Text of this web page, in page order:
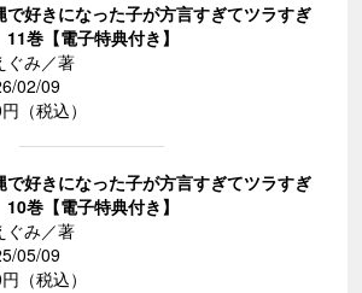
で好きになった子が方言すぎてツラすぎ
巻【電子特典付き】
ぐみ／著
02/09
（税込）
で好きになった子が方言すぎてツラすぎ
巻【電子特典付き】
ぐみ／著
05/09
（税込）